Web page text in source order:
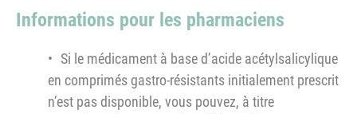
Informations pour les pharmaciens
Si le médicament à base d’acide acétylsalicylique
en comprimés gastro-résistants initialement prescrit
n’est pas disponible, vous pouvez, à titre